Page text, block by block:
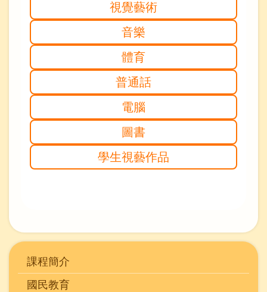
視覺藝術
音樂
體育
普通話
電腦
圖書
學生視藝作品
Main
navigation
課程簡介
國民教育